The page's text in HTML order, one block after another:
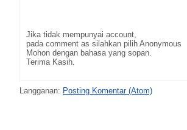
Jika tidak mempunyai account,
pada comment as silahkan pilih Anonymous
Mohon dengan bahasa yang sopan.
Terima Kasih.
Langganan: Posting Komentar (Atom)